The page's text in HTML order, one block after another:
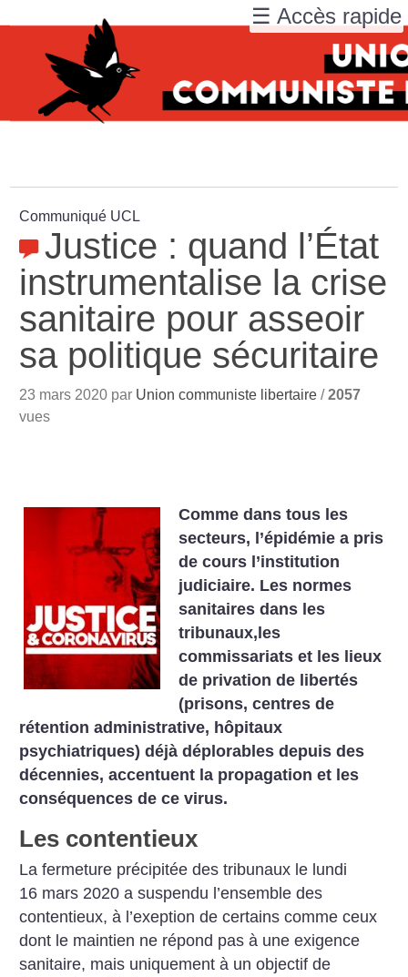
Communiqué UCL
Justice : quand l’État
instrumentalise la crise
sanitaire pour asseoir
sa politique sécuritaire
23 mars 2020 par Union communiste libertaire /2057
vues
Comme dans tous les
secteurs, l’épidémie a pris
de cours l’institution
judiciaire. Les normes
sanitaires dans les
tribunaux,les
commissariats et les lieux
de privation de libertés
(prisons, centres de
rétention administrative, hôpitaux
psychiatriques) déjà déplorables depuis des
décennies, accentuent la propagation et les
conséquences de ce virus.
Les contentieux
La fermeture précipitée des tribunaux le lundi
16 mars 2020 a suspendu l’ensemble des
contentieux, à l’exeption de certains comme ceux
dont le maintien ne répond pas à une exigence
sanitaire, mais uniquement à un objectif de
☰ Accès rapide